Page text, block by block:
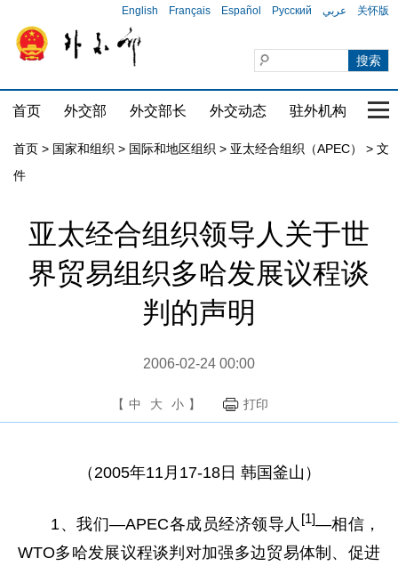
English Français Español Русский عربي 关怀版
首页 外交部 外交部长 外交动态 驻外机构 国
首页 > 国家和组织 > 国际和地区组织 > 亚太经合组织（APEC） > 文
件
亚太经合组织领导人关于世
界贸易组织多哈发展议程谈
判的声明
2006-02-24 00:00
【 中 大 小 】 打印
（2005年11月17-18日 韩国釜山）
1、我们—APEC各成员经济领导人 [1]—相信，
WTO多哈发展议程谈判对加强多边贸易体制、促进